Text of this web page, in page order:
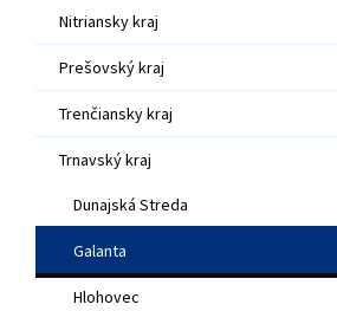
Nitriansky kraj
Prešovský kraj
Trenčiansky kraj
Trnavský kraj
Dunajská Streda
Galanta
Hlohovec